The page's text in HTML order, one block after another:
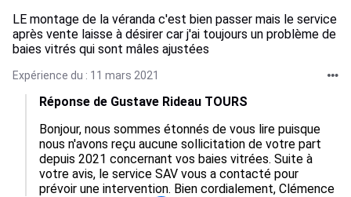
LE montage de la véranda c'est bien passer mais le service
après vente laisse à désirer car j'ai toujours un problème de
baies vitrés qui sont mâles ajustées
Expérience du : 11 mars 2021
Réponse de Gustave Rideau TOURS
Bonjour, nous sommes étonnés de vous lire puisque
nous n'avons reçu aucune sollicitation de votre part
depuis 2021 concernant vos baies vitrées. Suite à
votre avis, le service SAV vous a contacté pour
prévoir une intervention. Bien cordialement, Clémence